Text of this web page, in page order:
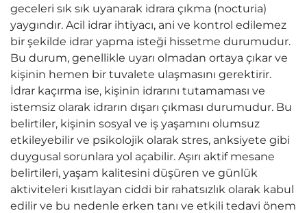
geceleri sık sık uyanarak idrara çıkma (nocturia)
yaygındır. Acil idrar ihtiyacı, ani ve kontrol edilemez
bir şekilde idrar yapma isteği hissetme durumudur.
Bu durum, genellikle uyarı olmadan ortaya çıkar ve
kişinin hemen bir tuvalete ulaşmasını gerektirir.
İdrar kaçırma ise, kişinin idrarını tutamaması ve
istemsiz olarak idrarın dışarı çıkması durumudur. Bu
belirtiler, kişinin sosyal ve iş yaşamını olumsuz
etkileyebilir ve psikolojik olarak stres, anksiyete gibi
duygusal sorunlara yol açabilir. Aşırı aktif mesane
belirtileri, yaşam kalitesini düşüren ve günlük
aktiviteleri kısıtlayan ciddi bir rahatsızlık olarak kabul
edilir ve bu nedenle erken tanı ve etkili tedavi önem